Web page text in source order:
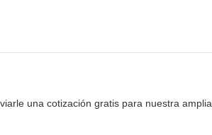
una cotización gratis para nuestra amplia